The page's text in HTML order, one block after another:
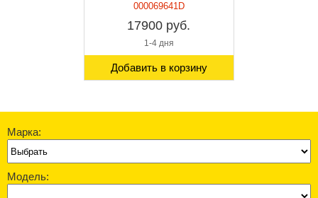
000069641D
17900 руб.
1-4 дня
Добавить в корзину
Марка:
Модель: